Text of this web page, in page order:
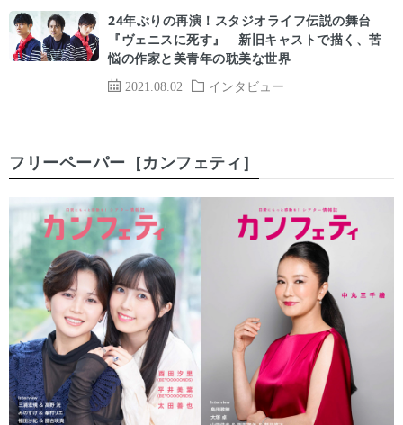
2021.08.02 インタビュー
24年ぶりの再演！スタジオライフ伝説の舞台
『ヴェニスに死す』 新旧キャストで描く、苦
悩の作家と美青年の耽美な世界
フリーペーパー［カンフェティ］